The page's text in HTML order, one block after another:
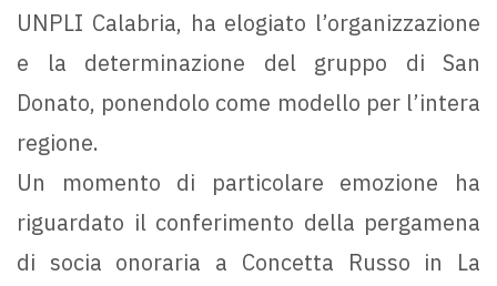
UNPLI Calabria, ha elogiato l’organizzazione
e la determinazione del gruppo di San
Donato, ponendolo come modello per l’intera
regione.
Un momento di particolare emozione ha
riguardato il conferimento della pergamena
di socia onoraria a Concetta Russo in La